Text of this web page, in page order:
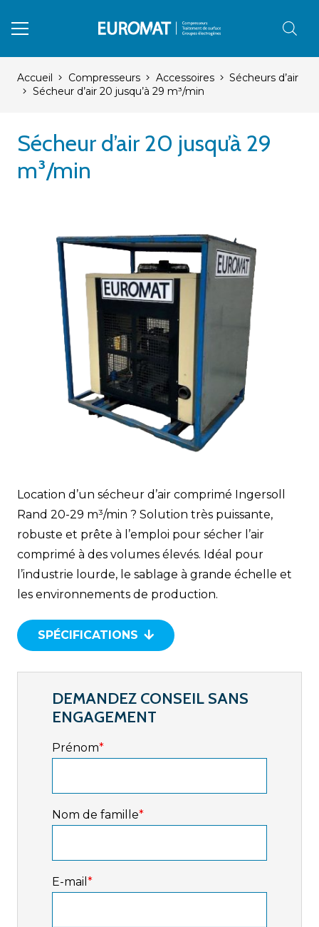
Accueil Compresseurs Accessoires
Sécheurs d’air
Sécheur d’air 20 jusqu’à 29 m³/min
Sécheur d’air 20 jusqu’à 29
m³/min
Location d’un sécheur d’air comprimé Ingersoll
Rand 20-29 m³/min ? Solution très puissante,
robuste et prête à l’emploi pour sécher l’air
comprimé à des volumes élevés. Idéal pour
l’industrie lourde, le sablage à grande échelle et
les environnements de production.
SPÉCIFICATIONS
DEMANDEZ CONSEIL SANS
ENGAGEMENT
Prénom*
Nom de famille*
E-mail *